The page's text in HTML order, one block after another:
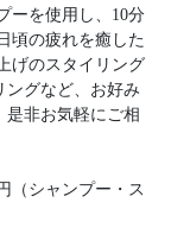
ーを使用し、10分
頃の疲れを癒した
げのスタイリング
ングなど、お好み
是非お気軽にご相
（シャンプー・ス